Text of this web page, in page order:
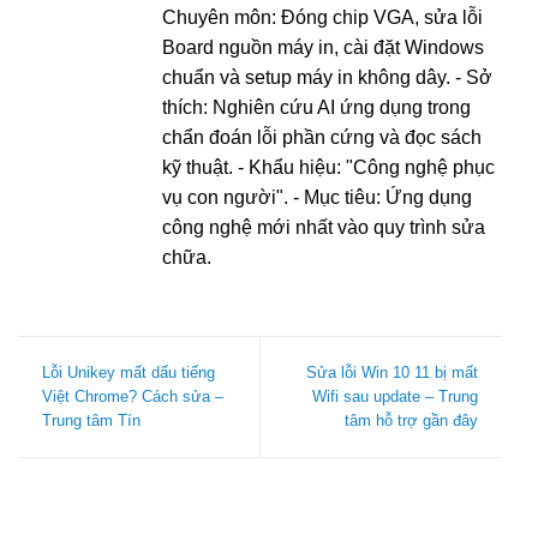
Chuyên môn: Đóng chip VGA, sửa lỗi
Board nguồn máy in, cài đặt Windows
chuẩn và setup máy in không dây. - Sở
thích: Nghiên cứu AI ứng dụng trong
chẩn đoán lỗi phần cứng và đọc sách
kỹ thuật. - Khẩu hiệu: "Công nghệ phục
vụ con người". - Mục tiêu: Ứng dụng
công nghệ mới nhất vào quy trình sửa
chữa.
Lỗi Unikey mất dấu tiếng
Việt Chrome? Cách sửa –
Trung tâm Tín
Sửa lỗi Win 10 11 bị mất
Wifi sau update – Trung
tâm hỗ trợ gần đây